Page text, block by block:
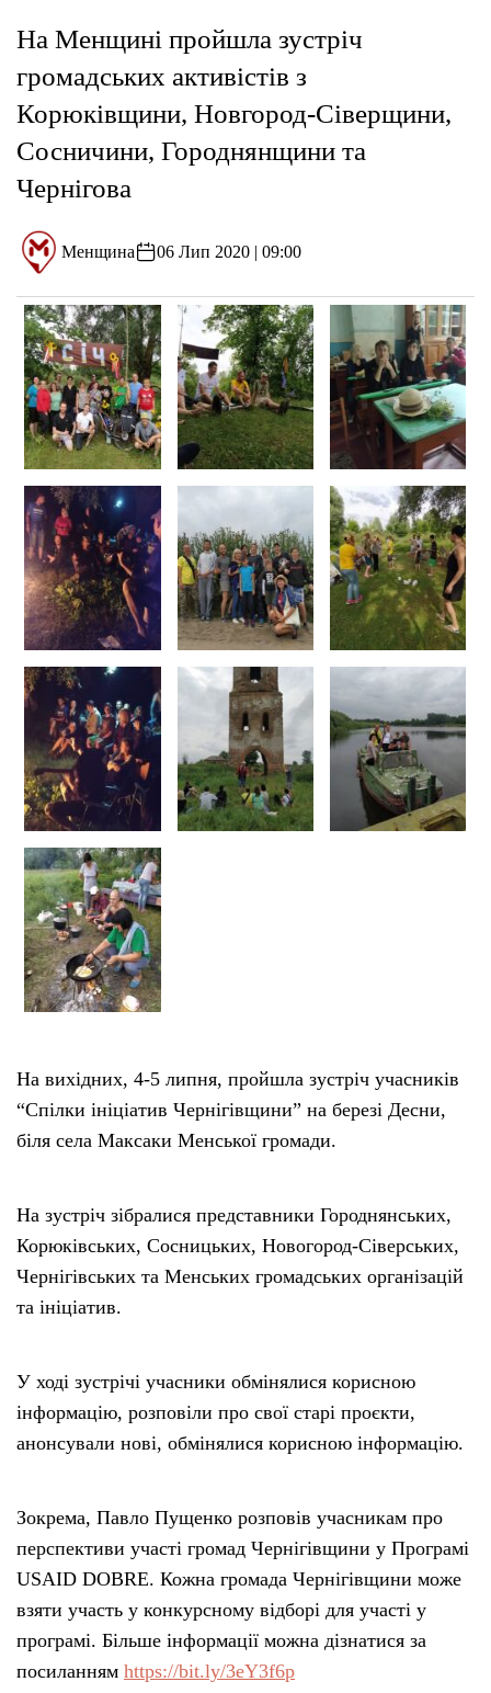
На Менщині пройшла зустріч
громадських активістів з
Корюківщини, Новгород-Сіверщини,
Сосничини, Городнянщини та
Чернігова
Менщина 06 Лип 2020 | 09:00
На вихідних, 4-5 липня, пройшла зустріч учасників
“Спілки ініціатив Чернігівщини” на березі Десни,
біля села Максаки Менської громади.
На зустріч зібралися представники Городнянських,
Корюківських, Сосницьких, Новогород-Сіверських,
Чернігівських та Менських громадських організацій
та ініціатив.
У ході зустрічі учасники обмінялися корисною
інформацію, розповіли про свої старі проєкти,
анонсували нові, обмінялися корисною інформацію.
Зокрема, Павло Пущенко розповів учасникам про
перспективи участі громад Чернігівщини у Програмі
USAID DOBRE. Кожна громада Чернігівщини може
взяти участь у конкурсному відборі для участі у
програмі. Більше інформації можна дізнатися за
посиланням https://bit.ly/3eY3f6p